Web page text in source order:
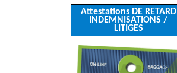
Attestations DE RETARD
INDEMNISATIONS /
LITIGES